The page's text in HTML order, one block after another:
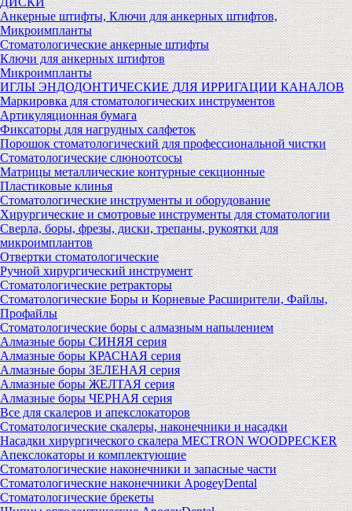
Анкерные штифты, Ключи для анкерных штифтов,
Микроимпланты
Стоматологические анкерные штифты
Ключи для анкерных штифтов
Микроимпланты
ИГЛЫ ЭНДОДОНТИЧЕСКИЕ ДЛЯ ИРРИГАЦИИ КАНАЛОВ
Маркировка для стоматологических инструментов
Артикуляционная бумага
Фиксаторы для нагрудных салфеток
Порошок стоматологический для профессиональной чистки
Стоматологические слюноотсосы
Матрицы металлические контурные секционные
Пластиковые клинья
Стоматологические инструменты и оборудование
Хирургические и смотровые инструменты для стоматологии
Сверла, боры, фрезы, диски, трепаны, рукоятки для
микроимплантов
Отвертки стоматологические
Ручной хирургический инструмент
Стоматологические ретракторы
Стоматологические Боры и Корневые Расширители, Файлы,
Профайлы
Стоматологические боры с алмазным напылением
Алмазные боры СИНЯЯ серия
Алмазные боры КРАСНАЯ серия
Алмазные боры ЗЕЛЕНАЯ серия
Алмазные боры ЖЕЛТАЯ серия
Алмазные боры ЧЕРНАЯ серия
Все для скалеров и апекслокаторов
Стоматологические скалеры, наконечники и насадки
Насадки хирургического скалера MECTRON WOODPECKER
Апекслокаторы и комплектующие
Стоматологические наконечники и запасные части
Стоматологические наконечники ApogeyDental
Стоматологические брекеты